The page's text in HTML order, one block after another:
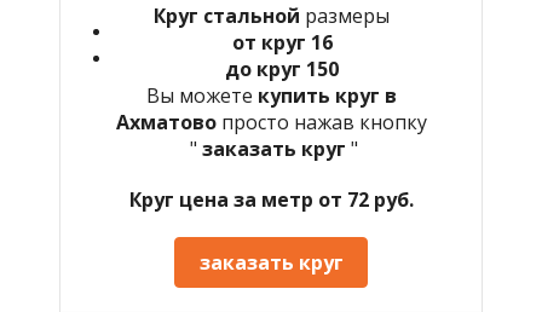
Круг стальной размеры
от круг 16
до круг 150
Вы можете купить круг в
Ахматово просто нажав кнопку
" заказать круг "
Круг цена за метр от 72 руб.
заказать круг